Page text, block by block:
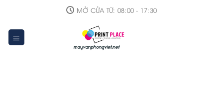
content
MỞ CỬA TỪ: 08:00 - 17:30